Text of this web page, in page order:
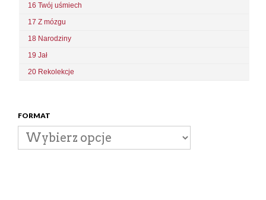
16 Twój uśmiech
17 Z mózgu
18 Narodziny
19 Jał
20 Rekolekcje
FORMAT